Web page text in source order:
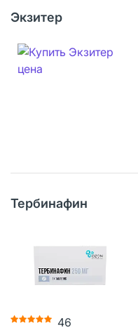
Экзитер
Тербинафин
46